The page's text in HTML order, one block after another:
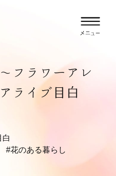
フラワーアレ
ライブ目白
白
#花のある暮らし